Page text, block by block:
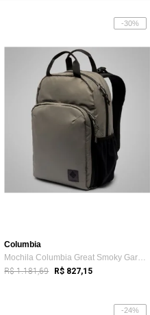
-30%
Columbia
Mochila Columbia Great Smoky Garden 18 L...
R$ 1.181,69 R$ 827,15
-24%